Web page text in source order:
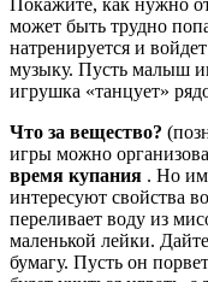
Покажите, как нужно
может быть трудно
натренируется и
музыку. Пусть малыш
игрушка «танцует»
Что за вещество?
игры можно
время купания . Но
интересуют свойства
переливает воду из
маленькой лейки.
бумагу. Пусть он